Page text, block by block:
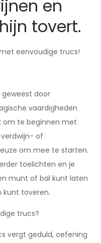
en
tovert.
eenvoudige trucs!
door
vaardigheden
om te beginnen met
verdwijn- of
om mee te starten.
toelichten en je
munt of bal kunt laten
kunt toveren.
trucs?
vergt geduld, oefening